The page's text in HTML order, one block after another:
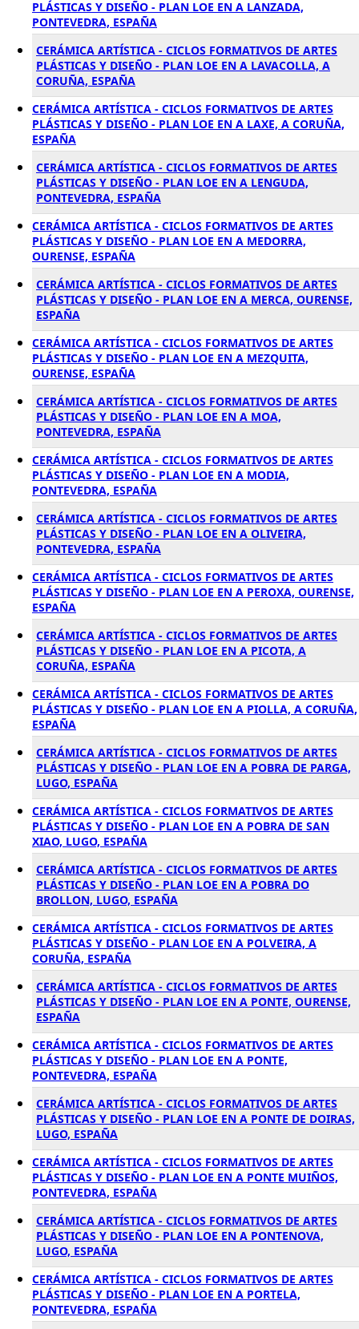
PLÁSTICAS Y DISEÑO - PLAN LOE EN A LANZADA,
PONTEVEDRA, ESPAÑA
CERÁMICA ARTÍSTICA - CICLOS FORMATIVOS DE ARTES
PLÁSTICAS Y DISEÑO - PLAN LOE EN A LAVACOLLA, A
CORUÑA, ESPAÑA
CERÁMICA ARTÍSTICA - CICLOS FORMATIVOS DE ARTES
PLÁSTICAS Y DISEÑO - PLAN LOE EN A LAXE, A CORUÑA,
ESPAÑA
CERÁMICA ARTÍSTICA - CICLOS FORMATIVOS DE ARTES
PLÁSTICAS Y DISEÑO - PLAN LOE EN A LENGUDA,
PONTEVEDRA, ESPAÑA
CERÁMICA ARTÍSTICA - CICLOS FORMATIVOS DE ARTES
PLÁSTICAS Y DISEÑO - PLAN LOE EN A MEDORRA,
OURENSE, ESPAÑA
CERÁMICA ARTÍSTICA - CICLOS FORMATIVOS DE ARTES
PLÁSTICAS Y DISEÑO - PLAN LOE EN A MERCA, OURENSE,
ESPAÑA
CERÁMICA ARTÍSTICA - CICLOS FORMATIVOS DE ARTES
PLÁSTICAS Y DISEÑO - PLAN LOE EN A MEZQUITA,
OURENSE, ESPAÑA
CERÁMICA ARTÍSTICA - CICLOS FORMATIVOS DE ARTES
PLÁSTICAS Y DISEÑO - PLAN LOE EN A MOA,
PONTEVEDRA, ESPAÑA
CERÁMICA ARTÍSTICA - CICLOS FORMATIVOS DE ARTES
PLÁSTICAS Y DISEÑO - PLAN LOE EN A MODIA,
PONTEVEDRA, ESPAÑA
CERÁMICA ARTÍSTICA - CICLOS FORMATIVOS DE ARTES
PLÁSTICAS Y DISEÑO - PLAN LOE EN A OLIVEIRA,
PONTEVEDRA, ESPAÑA
CERÁMICA ARTÍSTICA - CICLOS FORMATIVOS DE ARTES
PLÁSTICAS Y DISEÑO - PLAN LOE EN A PEROXA, OURENSE,
ESPAÑA
CERÁMICA ARTÍSTICA - CICLOS FORMATIVOS DE ARTES
PLÁSTICAS Y DISEÑO - PLAN LOE EN A PICOTA, A
CORUÑA, ESPAÑA
CERÁMICA ARTÍSTICA - CICLOS FORMATIVOS DE ARTES
PLÁSTICAS Y DISEÑO - PLAN LOE EN A PIOLLA, A CORUÑA,
ESPAÑA
CERÁMICA ARTÍSTICA - CICLOS FORMATIVOS DE ARTES
PLÁSTICAS Y DISEÑO - PLAN LOE EN A POBRA DE PARGA,
LUGO, ESPAÑA
CERÁMICA ARTÍSTICA - CICLOS FORMATIVOS DE ARTES
PLÁSTICAS Y DISEÑO - PLAN LOE EN A POBRA DE SAN
XIAO, LUGO, ESPAÑA
CERÁMICA ARTÍSTICA - CICLOS FORMATIVOS DE ARTES
PLÁSTICAS Y DISEÑO - PLAN LOE EN A POBRA DO
BROLLON, LUGO, ESPAÑA
CERÁMICA ARTÍSTICA - CICLOS FORMATIVOS DE ARTES
PLÁSTICAS Y DISEÑO - PLAN LOE EN A POLVEIRA, A
CORUÑA, ESPAÑA
CERÁMICA ARTÍSTICA - CICLOS FORMATIVOS DE ARTES
PLÁSTICAS Y DISEÑO - PLAN LOE EN A PONTE, OURENSE,
ESPAÑA
CERÁMICA ARTÍSTICA - CICLOS FORMATIVOS DE ARTES
PLÁSTICAS Y DISEÑO - PLAN LOE EN A PONTE,
PONTEVEDRA, ESPAÑA
CERÁMICA ARTÍSTICA - CICLOS FORMATIVOS DE ARTES
PLÁSTICAS Y DISEÑO - PLAN LOE EN A PONTE DE DOIRAS,
LUGO, ESPAÑA
CERÁMICA ARTÍSTICA - CICLOS FORMATIVOS DE ARTES
PLÁSTICAS Y DISEÑO - PLAN LOE EN A PONTE MUIÑOS,
PONTEVEDRA, ESPAÑA
CERÁMICA ARTÍSTICA - CICLOS FORMATIVOS DE ARTES
PLÁSTICAS Y DISEÑO - PLAN LOE EN A PONTENOVA,
LUGO, ESPAÑA
CERÁMICA ARTÍSTICA - CICLOS FORMATIVOS DE ARTES
PLÁSTICAS Y DISEÑO - PLAN LOE EN A PORTELA,
PONTEVEDRA, ESPAÑA